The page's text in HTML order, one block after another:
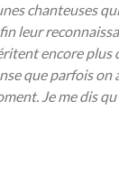
chanteuses
leur
encore plus
que parfois on
Je me dis